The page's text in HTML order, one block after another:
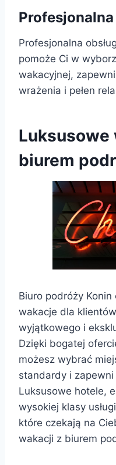
Profesjonalna
Profesjonalna
pomoże Ci w
wakacyjnej,
wrażenia i pełen
Luksusowe
biurem
Biuro podróży
wakacje dla
wyjątkowego i
Dzięki bogatej
możesz wybrać
standardy i
Luksusowe hotele,
wysokiej klasy
które czekają na
wakacji z biurem